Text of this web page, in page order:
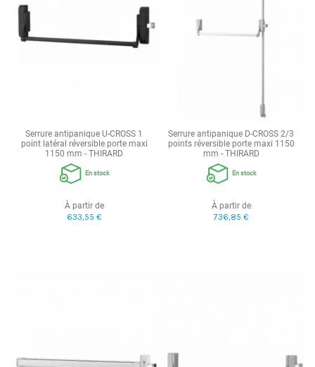
Serrure antipanique U-CROSS 1
point latéral réversible porte maxi
1150 mm - THIRARD
En stock
À partir de
633,55 €
Serrure antipanique D-CROSS 2/3
points réversible porte maxi 1150
mm - THIRARD
En stock
À partir de
736,85 €